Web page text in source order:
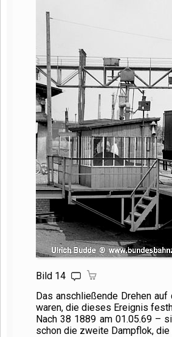
Bild 14
Das anschließende Drehen
waren, die dieses Ereignis
Nach38 1889 am 01.05.69 –
schon die zweite Dampflok, die